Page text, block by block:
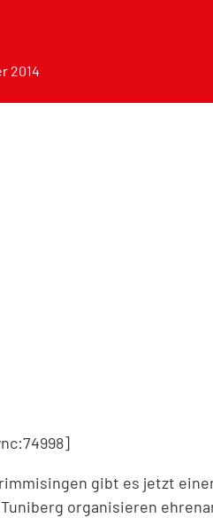
2014
gibt es jetzt
Tuniberg organisieren